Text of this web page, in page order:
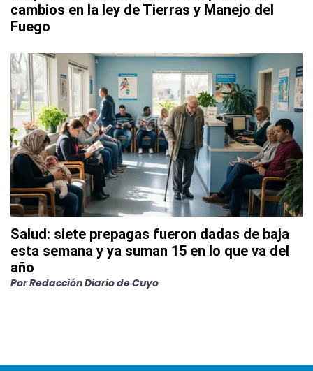
cambios en la ley de Tierras y Manejo del
Fuego
Salud: siete prepagas fueron dadas de baja
esta semana y ya suman 15 en lo que va del
año
PorRedacción Diario de Cuyo